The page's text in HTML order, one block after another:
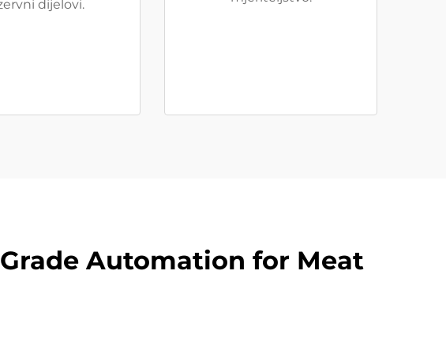
dijelovi.
Automation for Meat